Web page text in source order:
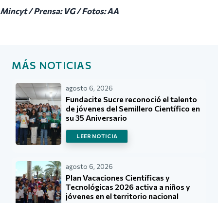
Mincyt / Prensa: VG / Fotos: AA
MÁS NOTICIAS
agosto 6, 2026
Fundacite Sucre reconoció el talento
de jóvenes del Semillero Científico en
su 35 Aniversario
LEER NOTICIA
agosto 6, 2026
Plan Vacaciones Científicas y
Tecnológicas 2026 activa a niños y
jóvenes en el territorio nacional